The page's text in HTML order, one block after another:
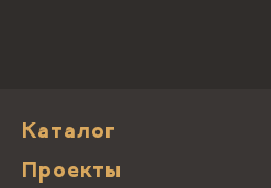
Каталог
Проекты